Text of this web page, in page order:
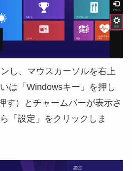
し、マウスカーソルを右上
は「Windowsキー」を押し
す）とチャームバーが表示さ
「設定」をクリックしま